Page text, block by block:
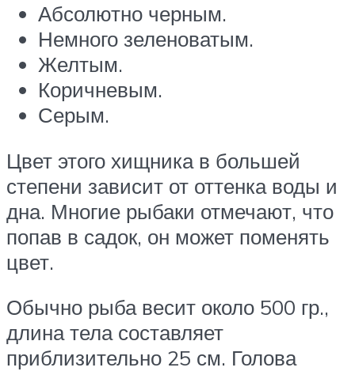
Абсолютно черным.
Немного зеленоватым.
Желтым.
Коричневым.
Серым.
Цвет этого хищника в большей
степени зависит от оттенка воды и
дна. Многие рыбаки отмечают, что
попав в садок, он может поменять
цвет.
Обычно рыба весит около 500 гр.,
длина тела составляет
приблизительно 25 см. Голова